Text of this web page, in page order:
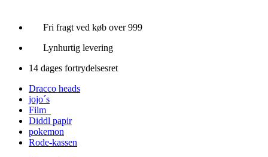
Fri fragt ved køb over 999
Lynhurtig levering
14 dages fortrydelsesret
Dracco heads
jojo´s
Film
Diddl papir
pokemon
Rode-kassen